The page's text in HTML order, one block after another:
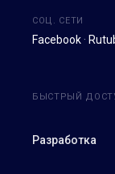
СОЦ. СЕТИ
Facebook ·
Разработка
БЫСТРЫЙ